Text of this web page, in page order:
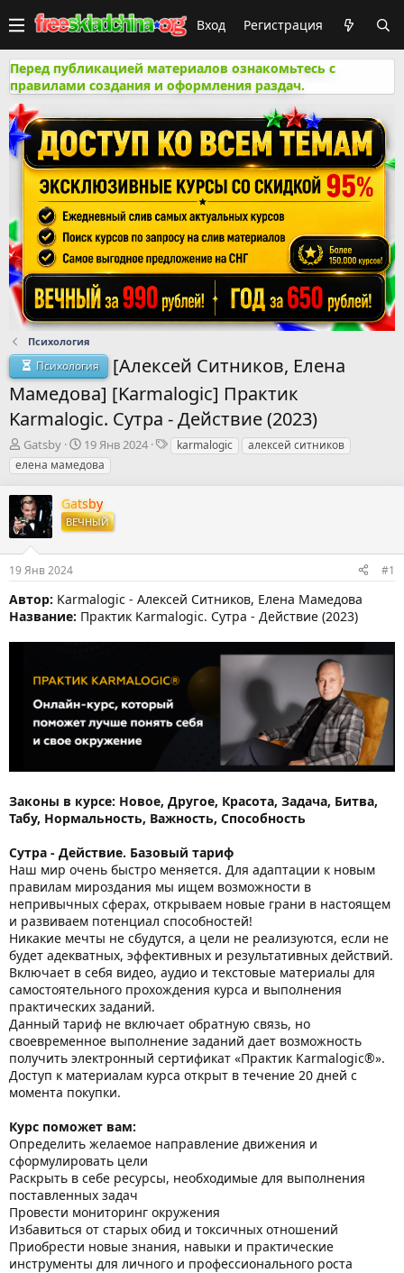
Вход Регистрация
Перед публикацией материалов ознакомьтесь с
правилами создания и оформления раздач.
Психология
Психология
[Алексей Ситников, Елена
Мамедова] [Karmalogic] Практик
Karmalogic. Сутра - Действие (2023)
А
в
т
о
р
т
е
м
ы
Gatsby
Д
а
т
н
а
а
19 Янв 2024
Тkarmalogic
алексей ситников
елена мамедова
Gatsby
ВЕЧНЫЙ
19 Янв 2024 #1
Автор: Karmalogic - Алексей Ситников, Елена Мамедова
Название: Практик Karmalogic. Сутра - Действие (2023)
Законы в курсе: Новое, Другое, Красота, Задача, Битва,
Табу, Нормальность, Важность, Способность
Сутра - Действие. Базовый тариф
Наш мир очень быстро меняется. Для адаптации к новым
правилам мироздания мы ищем возможности в
непривычных сферах, открываем новые грани в настоящем
и развиваем потенциал способностей!
Никакие мечты не сбудутся, а цели не реализуются, если не
будет адекватных, эффективных и результативных действий.
Включает в себя видео, аудио и текстовые материалы для
самостоятельного прохождения курса и выполнения
практических заданий.
Данный тариф не включает обратную связь, но
своевременное выполнение заданий дает возможность
получить электронный сертификат «Практик Karmalogic®».
Доступ к материалам курса открыт в течение 20 дней с
момента покупки.
Курс поможет вам:
Определить желаемое направление движения и
сформулировать цели
Раскрыть в себе ресурсы, необходимые для выполнения
поставленных задач
Провести мониторинг окружения
Избавиться от старых обид и токсичных отношений
Приобрести новые знания, навыки и практические
инструменты для личного и профессионального роста